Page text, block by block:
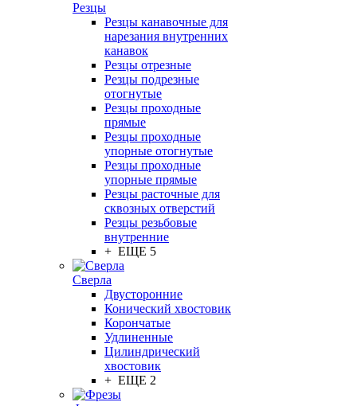
Резцы
Резцы канавочные для
нарезания внутренних
канавок
Резцы отрезные
Резцы подрезные
отогнутые
Резцы проходные
прямые
Резцы проходные
упорные отогнутые
Резцы проходные
упорные прямые
Резцы расточные для
сквозных отверстий
Резцы резьбовые
внутренние
+ ЕЩЕ 5
Сверла
Двусторонние
Конический хвостовик
Корончатые
Удлиненные
Цилиндрический
хвостовик
+ ЕЩЕ 2